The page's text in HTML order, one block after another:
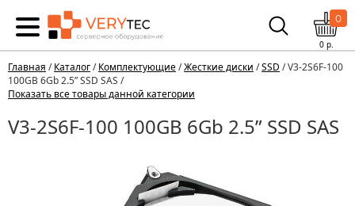
0
0р.
Главная /Каталог/Комплектующие/Жесткие диски /SSD / V3-2S6F-100
100GB 6Gb 2.5” SSD SAS /
Показать все товары данной категории
V3-2S6F-100 100GB 6Gb 2.5” SSD SAS